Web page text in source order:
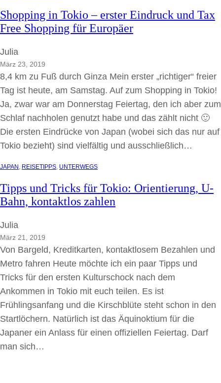
Shopping in Tokio – erster Eindruck und Tax
Free Shopping für Europäer
Julia
März 23, 2019
8,4 km zu Fuß durch Ginza Mein erster „richtiger“ freier
Tag ist heute, am Samstag. Auf zum Shopping in Tokio!
Ja, zwar war am Donnerstag Feiertag, den ich aber zum
Schlaf nachholen genutzt habe und das zählt nicht 🙂
Die ersten Eindrücke von Japan (wobei sich das nur auf
Tokio bezieht) sind vielfältig und ausschließlich…
JAPAN REISETIPPS UNTERWEGS
Tipps und Tricks für Tokio: Orientierung, U-
Bahn, kontaktlos zahlen
Julia
März 21, 2019
Von Bargeld, Kreditkarten, kontaktlosem Bezahlen und
Metro fahren Heute möchte ich ein paar Tipps und
Tricks für den ersten Kulturschock nach dem
Ankommen in Tokio mit euch teilen. Es ist
Frühlingsanfang und die Kirschblüte steht schon in den
Startlöchern. Natürlich ist das Äquinoktium für die
Japaner ein Anlass für einen offiziellen Feiertag. Darf
man sich…